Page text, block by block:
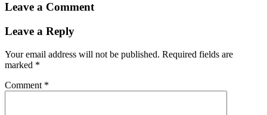
Leave a Comment
Leave a Reply
Your email address will not be published. Required fields are
marked *
Comment *